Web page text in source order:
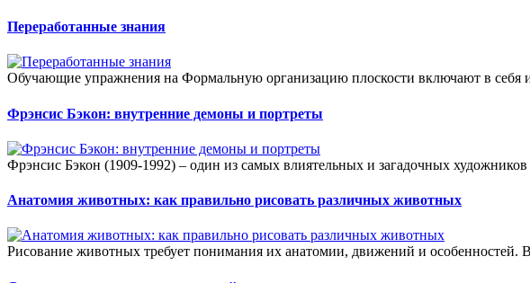
Переработанные знания
Обучающие упражнения на Формальную организацию плоскости включают в себя
Фрэнсис Бэкон: внутренние демоны и портреты
Фрэнсис Бэкон (1909-1992) – один из самых влиятельных и загадочных
Анатомия животных: как правильно рисовать различных животных
Рисование животных требует понимания их анатомии, движений и особенностей.